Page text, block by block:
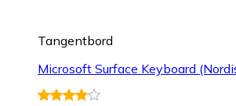
Tangentbord
Microsoft Surface Keyboard